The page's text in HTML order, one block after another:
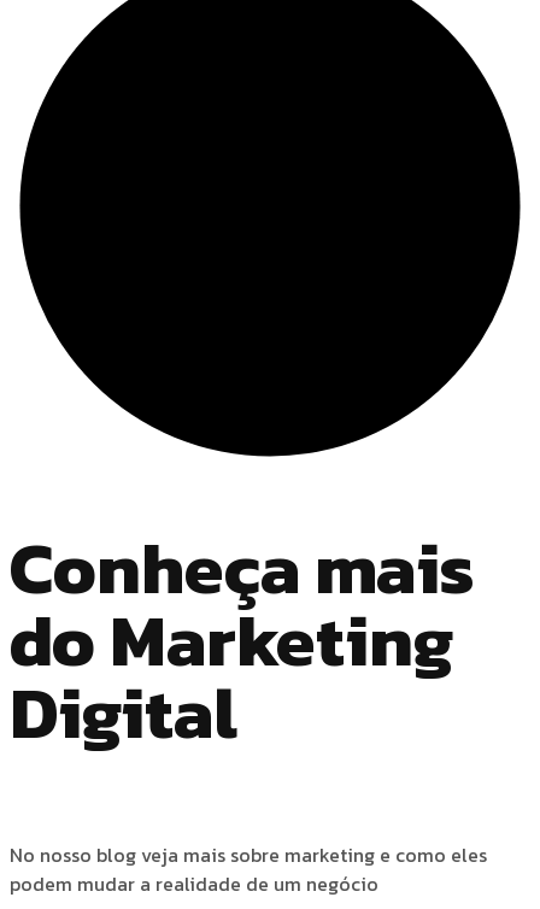
Conheça mais
do Marketing
Digital
No nosso blog veja mais sobre marketing e como eles
podem mudar a realidade de um negócio